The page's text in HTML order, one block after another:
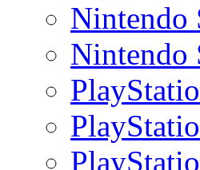
Nintendo
Nintendo